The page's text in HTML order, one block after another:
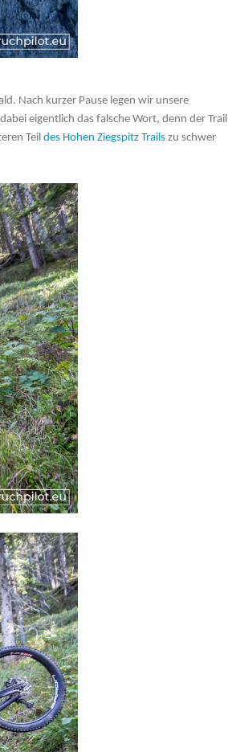
Nach kurzer Pause legen wir unsere
eigentlich das falsche Wort, denn der Trail
Teil des Hohen Ziegspitz Trails zu schwer